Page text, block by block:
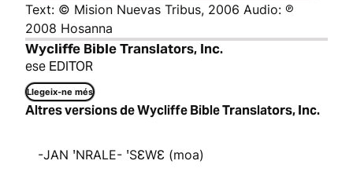
Text: © Mision Nuevas Tribus, 2006 Audio: ℗
2008 Hosanna
Wycliffe Bible Translators, Inc.
ese EDITOR
Llegeix-ne més
Altres versions de Wycliffe Bible Translators, Inc.
-JAN ꞌNRALE- ꞌSƐWƐ (moa)